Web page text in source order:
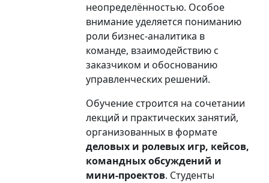
неопределённостью. Особое
внимание уделяется пониманию
роли бизнес-аналитика в
команде, взаимодействию с
заказчиком и обоснованию
управленческих решений.
Обучение строится на сочетании
лекций и практических занятий,
организованных в формате
деловых и ролевых игр, кейсов,
командных обсуждений и
мини-проектов. Студенты